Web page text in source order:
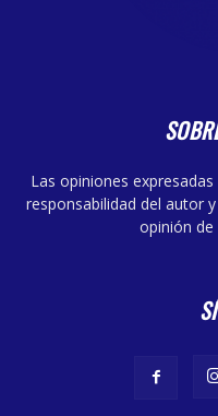
Las opiniones
responsabilidad del autor
opinión de